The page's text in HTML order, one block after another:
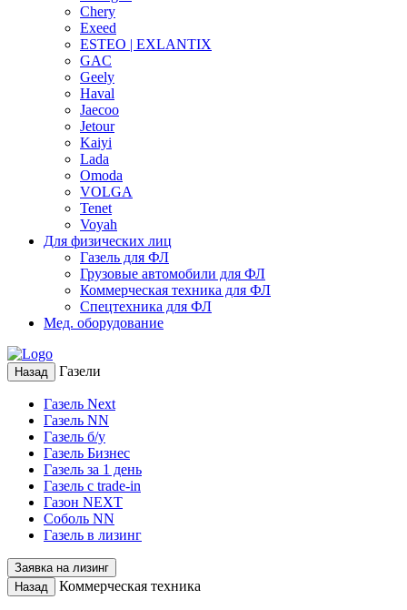
Chery
Exeed
ESTEO | EXLANTIX
GAC
Geely
Haval
Jaecoo
Jetour
Kaiyi
Lada
Omoda
VOLGA
Tenet
Voyah
Для физических лиц
Газель для ФЛ
Грузовые автомобили для ФЛ
Коммерческая техника для ФЛ
Спецтехника для ФЛ
Мед. оборудование
Назад Газели
Газель Next
Газель NN
Газель б/у
Газель Бизнес
Газель за 1 день
Газель с trade-in
Газон NEXT
Соболь NN
Газель в лизинг
Заявка на лизинг
Назад
Коммерческая техника